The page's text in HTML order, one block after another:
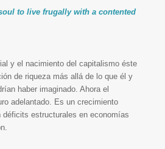
to live frugally with a contented
y el nacimiento del capitalismo éste
de riqueza más allá de lo que él y
haber imaginado. Ahora el
adelantado. Es un crecimiento
déficits estructurales en economías